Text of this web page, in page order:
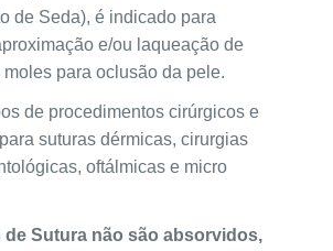
de Seda), é indicado para
e/ou laqueação de
para oclusão da pele.
de procedimentos cirúrgicos e
suturas dérmicas, cirurgias
oftálmicas e micro
de Sutura não são absorvidos,